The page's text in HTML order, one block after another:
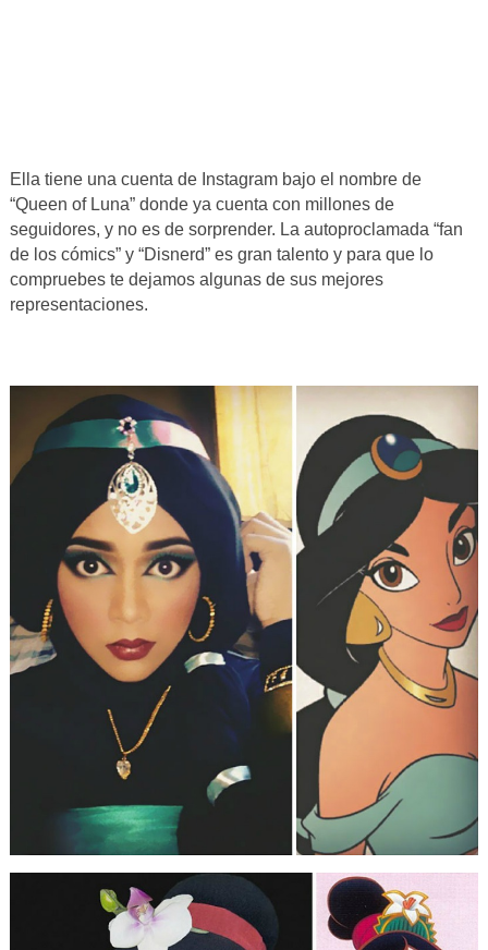
Ella tiene una cuenta de Instagram bajo el nombre de
“Queen of Luna” donde ya cuenta con millones de
seguidores, y no es de sorprender. La autoproclamada “fan
de los cómics” y “Disnerd” es gran talento y para que lo
compruebes te dejamos algunas de sus mejores
representaciones.